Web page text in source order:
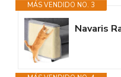
MÁS VENDIDO NO. 3